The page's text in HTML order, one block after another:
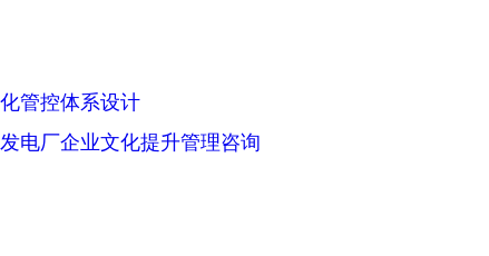
管控体系设计
电厂企业文化提升管理咨询